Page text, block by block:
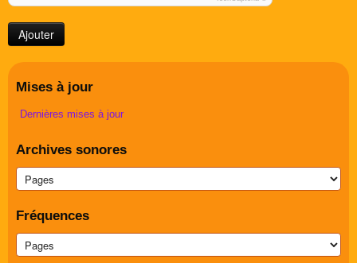
Mises à jour
Dernières mises à jour
Archives sonores
Fréquences